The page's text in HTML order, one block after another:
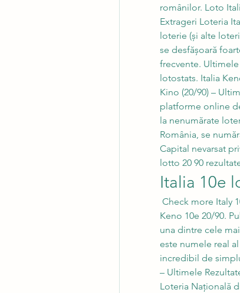
românilor. Loto
Extrageri Loteria
loterie (și alte
se desfășoară
frecvente.
lotostats. Italia
Kino (20/90) –
platforme online
la nenumărate
România, se
Capital nevarsat
lotto 20 90
Italia 10e
Keno 10e 20/90.
una dintre cele
este numele real
incredibil de
– Ultimele
Loteria Națională